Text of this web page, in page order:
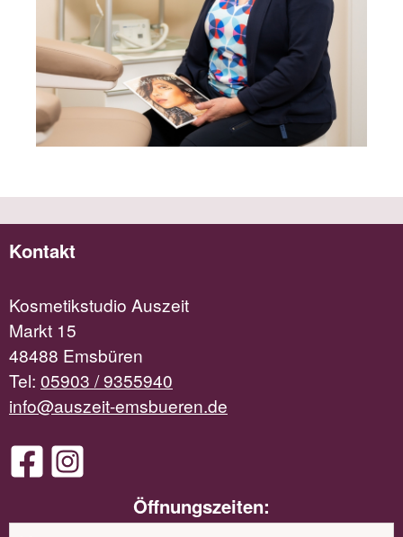
Kontakt
Kosmetikstudio Auszeit
Markt 15
48488 Emsbüren
Tel: 05903 / 9355940
info@auszeit-emsbueren.de
Öffnungszeiten: